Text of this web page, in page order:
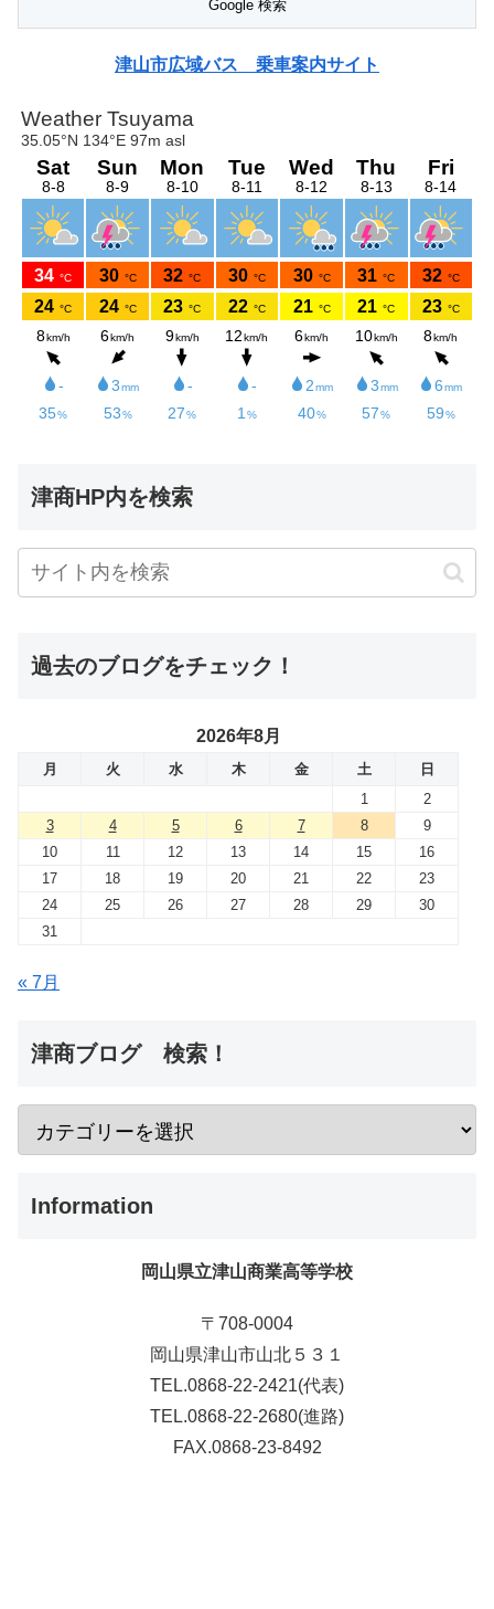
津山市広域バス 乗車案内サイト
津商HP内を検索
過去のブログをチェック！
2026年8月
月 火 水 木 金 土
日
1
2
3
4 5 6 7 8
9
10
11 12 13 14 15
16
17
18 19 20 21 22
23
24
25 26 27 28 29
30
31
« 7月
津商ブログ 検索！
Information
岡山県立津山商業高等学校
〒708-0004
岡山県津山市山北５３１
TEL.0868-22-2421(代表)
TEL.0868-22-2680(進路)
FAX.0868-23-8492